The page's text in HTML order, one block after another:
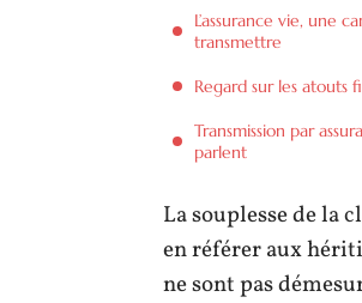
L’assurance vie, une
transmettre
Regard sur les atouts
Transmission par
parlent
La souplesse de la
en référer aux
ne sont pas